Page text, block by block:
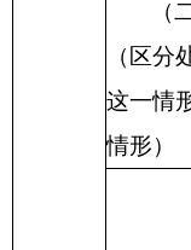
（
（区分
这一情
情形）